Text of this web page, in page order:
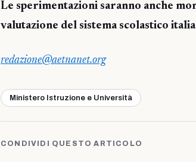
Le sperimentazioni saranno anche
valutazione del sistema scolastico
redazione@aetnanet.org
Ministero Istruzione e Università
CONDIVIDI QUESTO ARTICOLO